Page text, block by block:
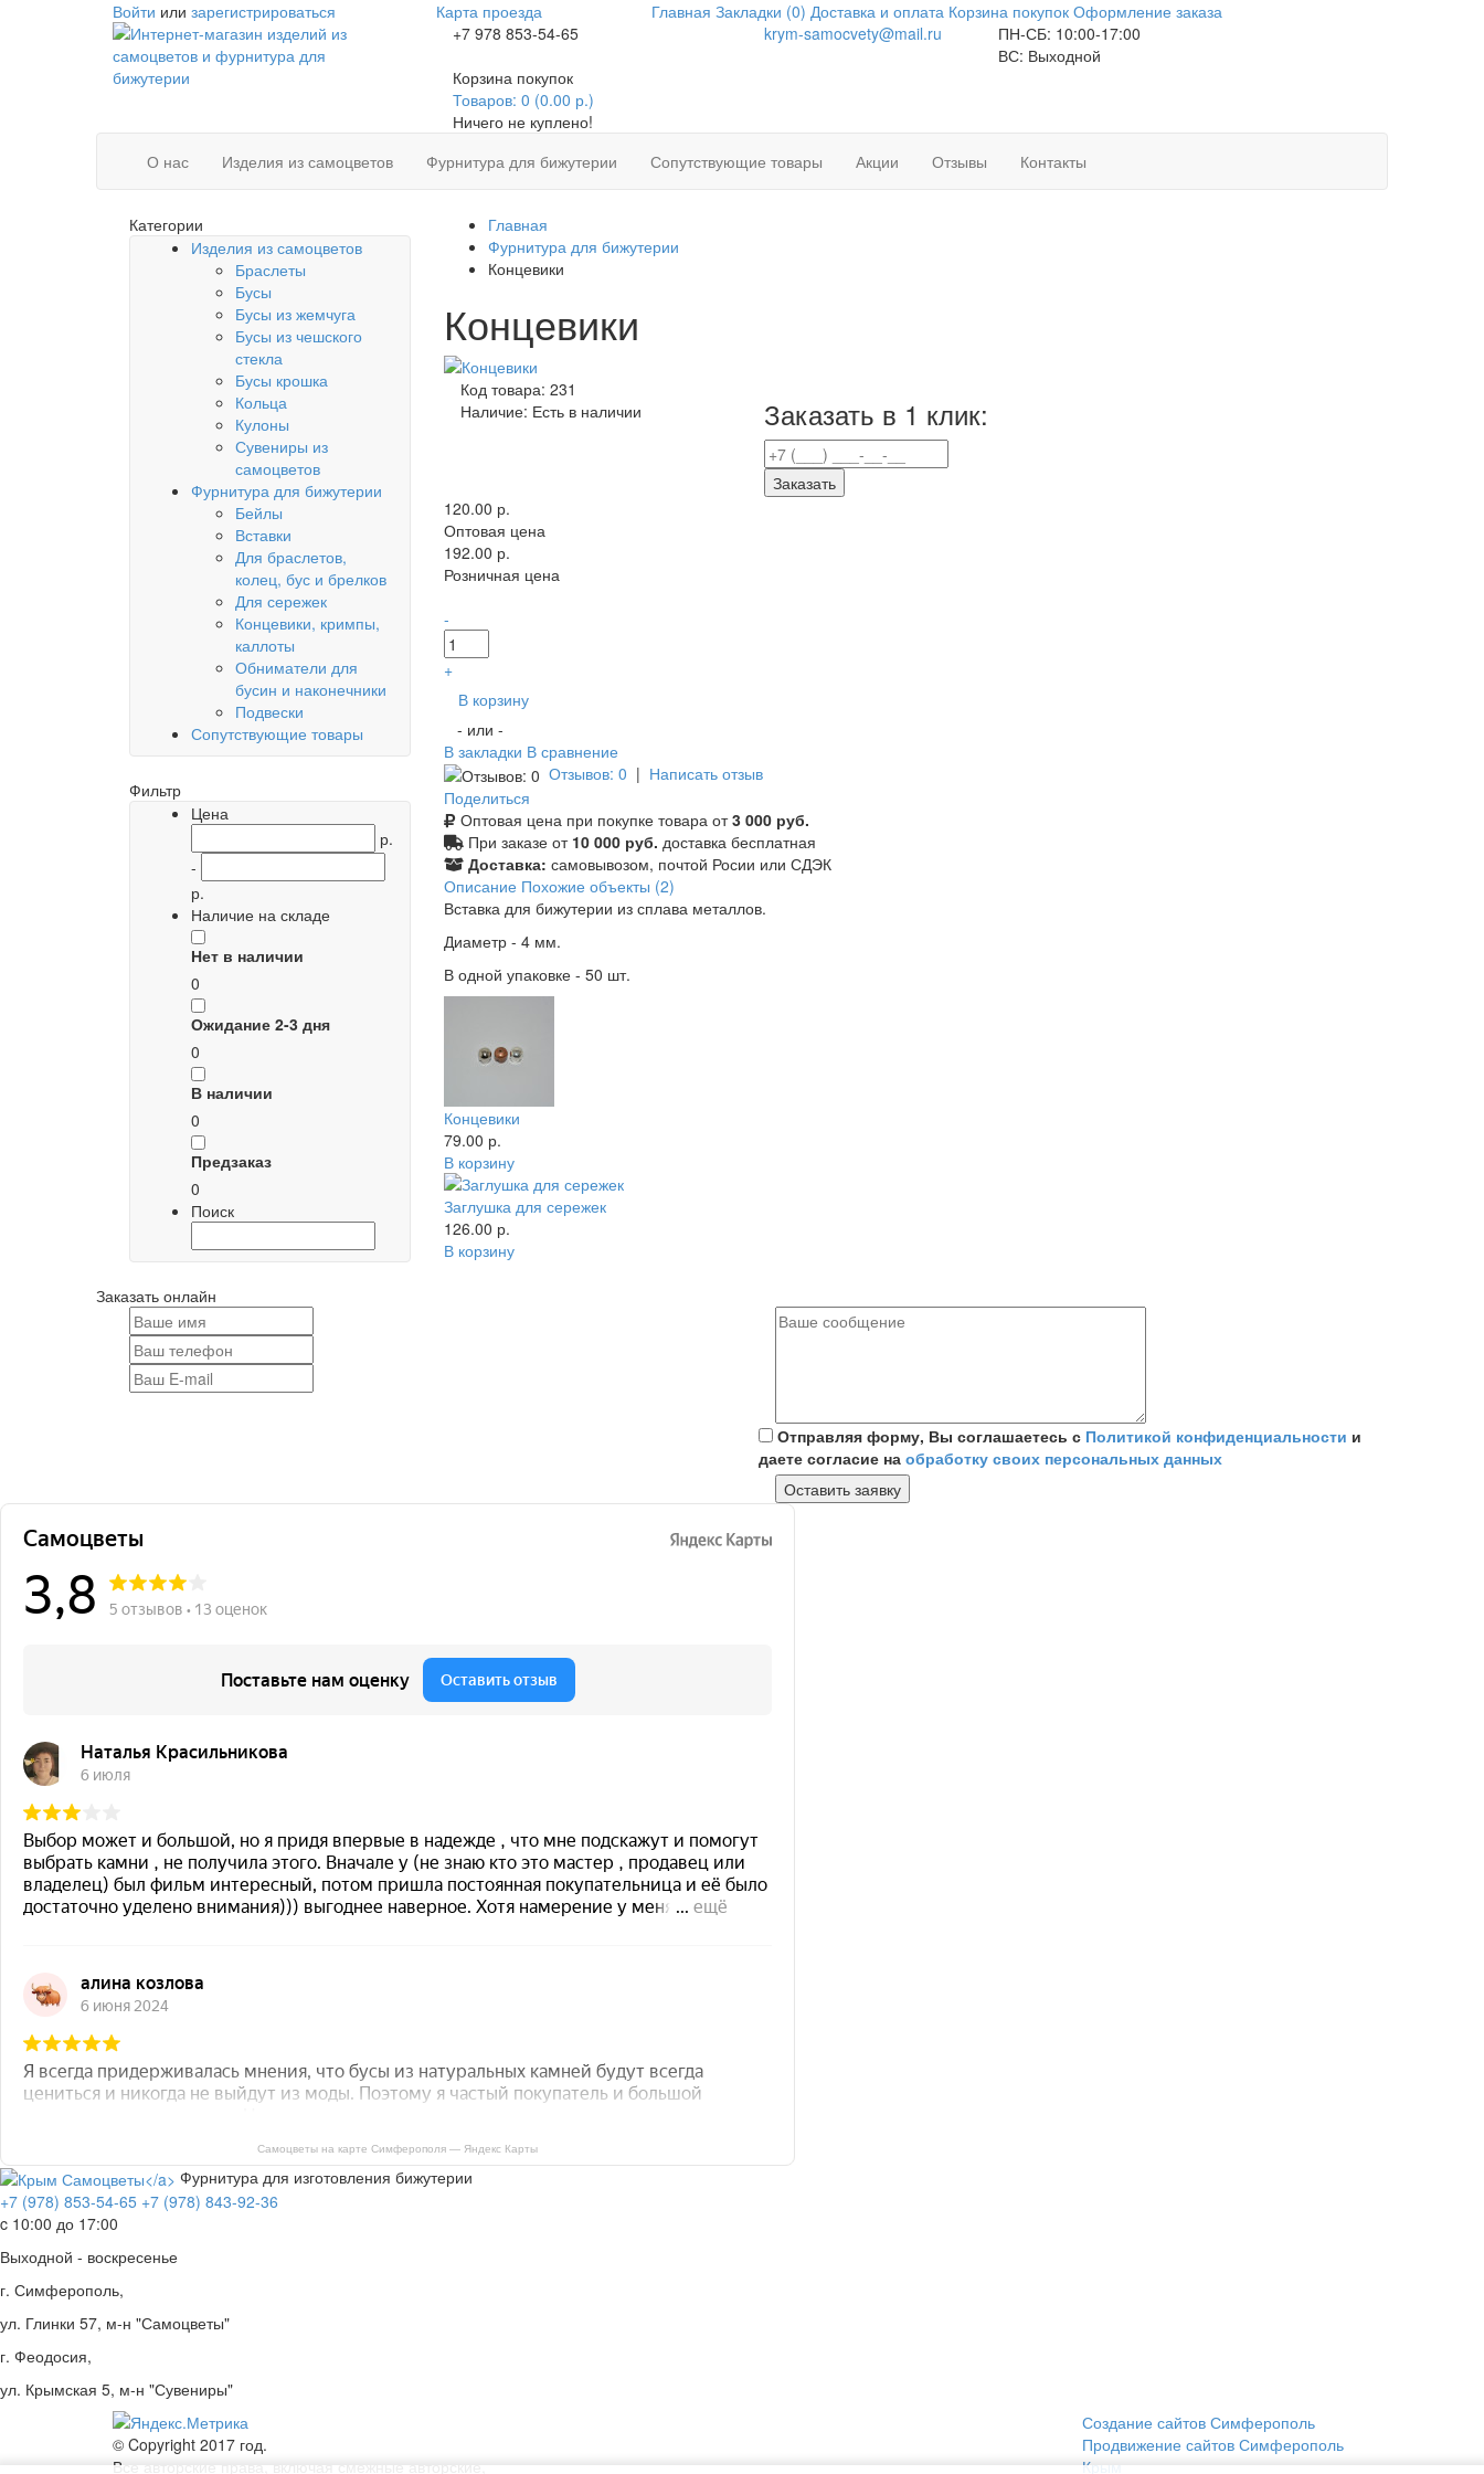
Войти или зарегистрироваться Карта проезда Главная Закладки (0) Доставка и оплата Корзина покупок Оформление заказа
+7 978 853-54-65
krym-samocvety@mail.ru
ПН-СБ: 10:00-17:00
ВС: Выходной
Корзина покупок
Товаров: 0 (0.00 р.)
Ничего не куплено!
О нас
Изделия из самоцветов Фурнитура для бижутерии Сопутствующие товары Акции Отзывы Контакты
Категории
Изделия из самоцветов
Браслеты
Бусы
Бусы из жемчуга
Бусы из чешского
стекла
Бусы крошка
Кольца
Кулоны
Сувениры из
самоцветов
Фурнитура для бижутерии
Бейлы
Вставки
Для браслетов,
колец, бус и брелков
Для сережек
Концевики, кримпы,
каллоты
Обниматели для
бусин и наконечники
Подвески
Сопутствующие товары
Фильтр
Цена
р.
-
р.
Наличие на складе
Нет в наличии
0
Ожидание 2-3 дня
0
В наличии
0
Предзаказ
0
Поиск
Главная
Фурнитура для бижутерии
Концевики
Концевики
Код товара: 231
Наличие: Есть в наличии Заказать в 1 клик:
Заказать
120.00 р.
Оптовая цена
192.00 р.
Розничная цена
-
+
В корзину
- или -
В закладки В сравнение
Отзывов: 0 | Написать отзыв
Поделиться
Оптовая цена при покупке товара от3 000 руб.
При заказе от 10 000 руб. доставка бесплатная
Доставка: самовывозом, почтой Росии или СДЭК
Описание Похожие объекты (2)
Вставка для бижутерии из сплава металлов.
Диаметр - 4 мм.
В одной упаковке - 50 шт.
Концевики
79.00 р.
В корзину
Заглушка для сережек
126.00 р.
В корзину
Заказать онлайн
Отправляя форму, Вы соглашаетесь с Политикой конфиденциальности и
даете согласие на обработку своих персональных данных
Самоцветы на карте Симферополя — Яндекс Карты
Фурнитура для изготовления бижутерии
+7 (978) 853-54-65 +7 (978) 843-92-36
c 10:00 до 17:00
Выходной - воскресенье
г. Симферополь,
ул. Глинки 57, м-н "Самоцветы"
г. Феодосия,
ул. Крымская 5, м-н "Сувениры"
© Copyright 2017 год.
Все авторские права, включая смежные авторские,
Создание сайтов Симферополь
Продвижение сайтов Симферополь
Крым